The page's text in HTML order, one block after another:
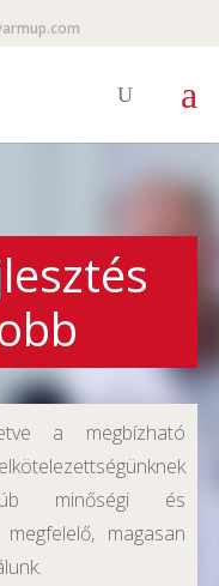
a megbízható
minőségi és
magasan